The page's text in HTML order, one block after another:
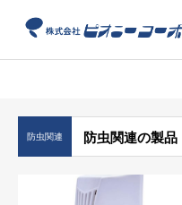
防虫関連 防虫関連の製品